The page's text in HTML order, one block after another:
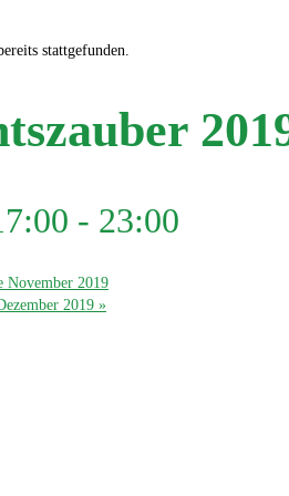
stattgefunden.
- 23:00
November 2019
2019 »